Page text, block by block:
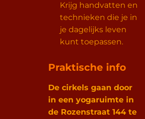
Krijg handvatten en
technieken die je in
je dagelijks leven
kunt toepassen.
Praktische info
De cirkels gaan door
in een yogaruimte in
de Rozenstraat 144 te